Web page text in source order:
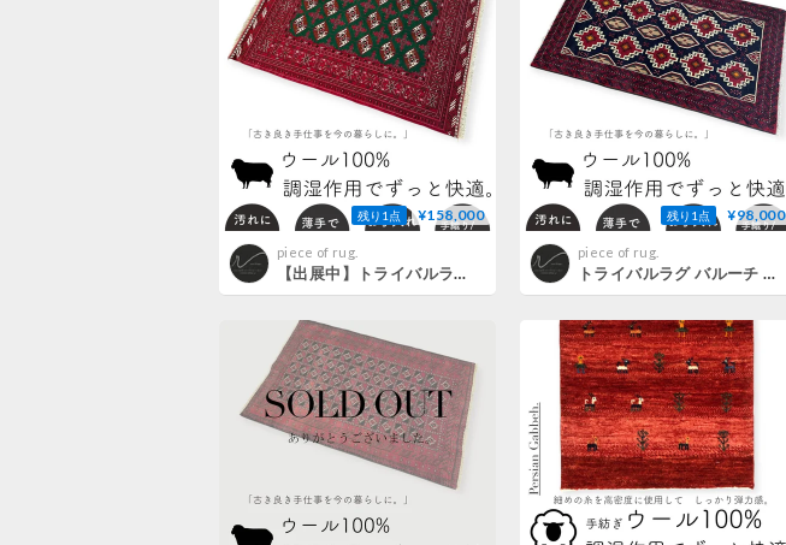
残り1点 ¥158,000
piece of rug.
【出展中】トライバルラグ トルクメン 手織り 268094 135cmx182cm
残り1点 ¥98,000
piece of rug.
トライバルラグ バルーチ 手織り 280578/268 109cmx193cm